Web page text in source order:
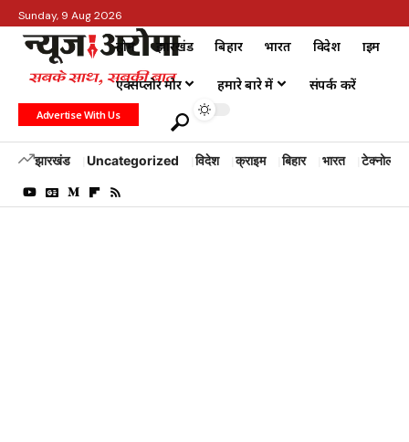
Sunday, 9 Aug 2026
होम झारखंड बिहार भारत विदेश क्राइम
एक्सप्लोर मोर हमारे बारे में संपर्क करें
Advertise With Us
झारखंड Uncategorized विदेश क्राइम बिहार भारत टेक्नोलॉजी